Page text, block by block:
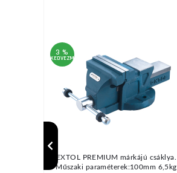
3 %
KEDVEZMÉNY
EXTOL PREMIUM márkájú csáklya.
Műszaki paraméterek:100mm 6,5kg